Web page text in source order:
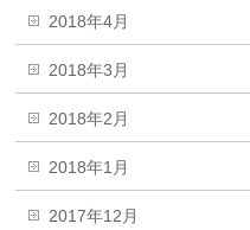
2018年4月
2018年3月
2018年2月
2018年1月
2017年12月